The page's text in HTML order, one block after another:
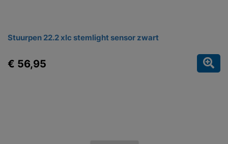
Stuurpen 22.2 xlc stemlight sensor zwart
€ 56,95